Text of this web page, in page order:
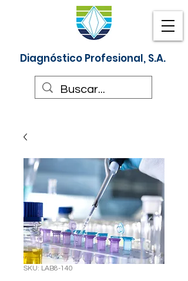
Diagnóstico Profesional, S.A.
SKU: LAB8-140